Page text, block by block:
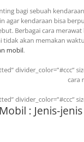
bagi sebuah
agar kendaraan bisa
Berbagai cara
tidak akan memakan
mobil.
divider_color=”#ccc”
divider_color=”#ccc”
: Jenis-